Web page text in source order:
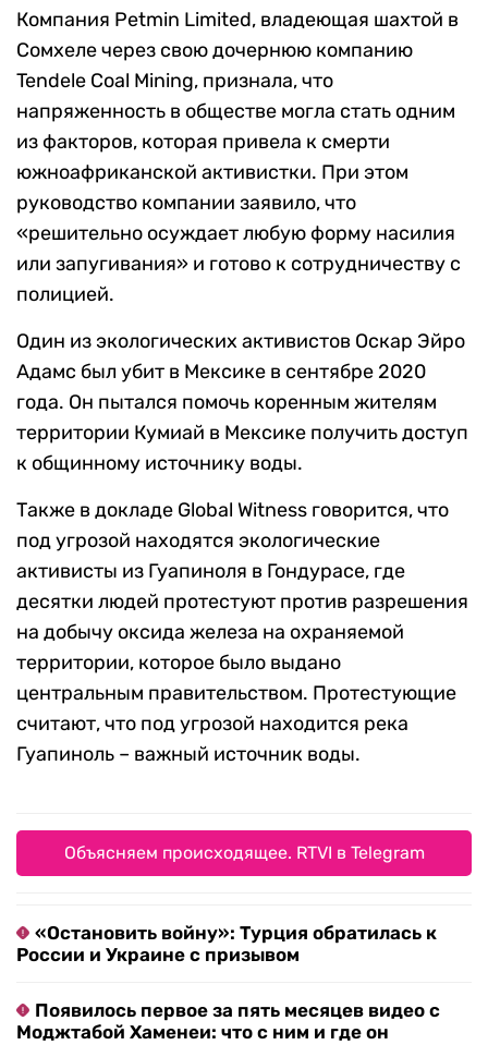
Компания Petmin Limited, владеющая шахтой в
Сомхеле через свою дочернюю компанию
Tendele Coal Mining, признала, что
напряженность в обществе могла стать одним
из факторов, которая привела к смерти
южноафриканской активистки. При этом
руководство компании заявило, что
«решительно осуждает любую форму насилия
или запугивания» и готово к сотрудничеству с
полицией.
Один из экологических активистов Оскар Эйро
Адамс был убит в Мексике в сентябре 2020
года. Он пытался помочь коренным жителям
территории Кумиай в Мексике получить доступ
к общинному источнику воды.
Также в докладе Global Witness говорится, что
под угрозой находятся экологические
активисты из Гуапиноля в Гондурасе, где
десятки людей протестуют против разрешения
на добычу оксида железа на охраняемой
территории, которое было выдано
центральным правительством. Протестующие
считают, что под угрозой находится река
Гуапиноль – важный источник воды.
Объясняем происходящее. RTVI в Telegram
«Остановить войну»: Турция обратилась к
России и Украине с призывом
Появилось первое за пять месяцев видео с
Моджтабой Хаменеи: что с ним и где он